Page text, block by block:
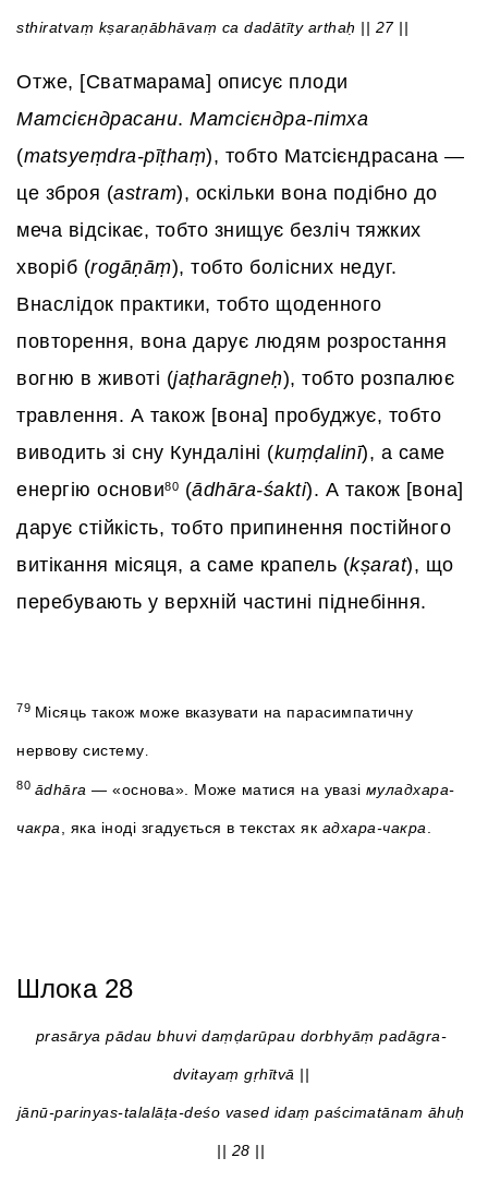
sthiratvaṃ kṣaraṇābhāvaṃ ca dadātīty arthaḥ || 27 ||
Отже, [Сватмарама] описує плоди
Матсієндрасани. Матсієндра-пітха
(matsyeṃdra-pīṭhaṃ), тобто Матсієндрасана —
це зброя (astram), оскільки вона подібно до
меча відсікає, тобто знищує безліч тяжких
хворіб (rogāṇāṃ), тобто болісних недуг.
Внаслідок практики, тобто щоденного
повторення, вона дарує людям розростання
вогню в животі (jaṭharāgneḥ), тобто розпалює
травлення. А також [вона] пробуджує, тобто
виводить зі сну Кундаліні (kuṃḍalinī), а саме
енергію основи80 (ādhāra-śakti). А також [вона]
дарує стійкість, тобто припинення постійного
витікання місяця, а саме крапель (kṣarat), що
перебувають у верхній частині піднебіння.
79 Місяць також може вказувати на парасимпатичну
нервову систему
80 ādhāra — «основа». Може матися на увазі муладхара-
чакра, яка іноді згадується в текстах як адхара-чакра.
Шлока 28
prasārya pādau bhuvi daṃḍarūpau dorbhyāṃ padāgra-
dvitayaṃ gṛhītvā ||
jānū-parinyas-talalāṭa-deśo vased idaṃ paścimatānam āhuḥ
|| 28 ||